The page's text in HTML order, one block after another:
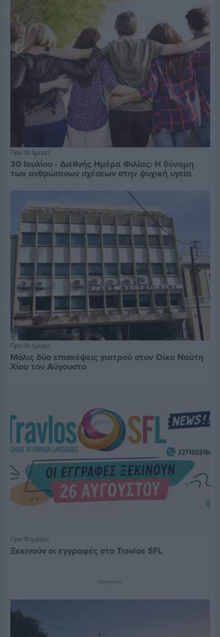
Πριν 10 ημέρες
30 Ιουλίου - Διεθνής Ημέρα Φιλίας: Η δύναμη
των ανθρώπινων σχέσεων στην ψυχική υγεία
Πριν 10 ημέρες
Μόλις δύο επισκέψεις γιατρού στον Οίκο Ναύτη
Χίου τον Αύγουστο
Πριν 11 ημέρες
Ξεκινούν οι εγγραφές στο Travlos SFL
Διαφήμιση